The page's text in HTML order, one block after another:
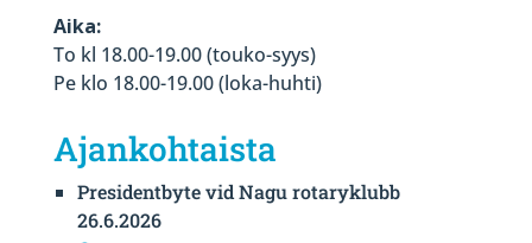
Aika:
To kl 18.00-19.00 (touko-syys)
Pe klo 18.00-19.00 (loka-huhti)
Ajankohtaista
Presidentbyte vid Nagu rotaryklubb
26.6.2026